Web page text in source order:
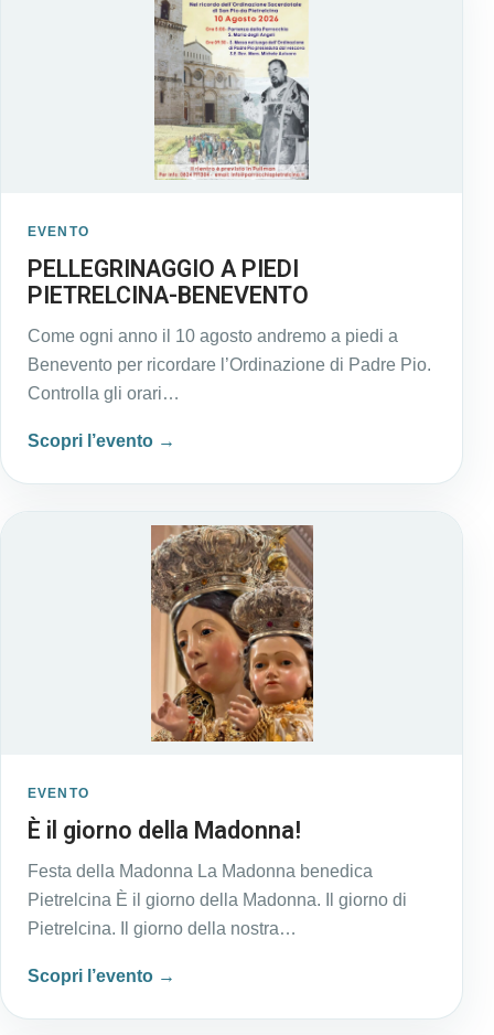
EVENTO
PELLEGRINAGGIO A PIEDI
PIETRELCINA-BENEVENTO
Come ogni anno il 10 agosto andremo a piedi a
Benevento per ricordare l’Ordinazione di Padre Pio.
Controlla gli orari…
Scopri l’evento →
EVENTO
È il giorno della Madonna!
Festa della Madonna La Madonna benedica
Pietrelcina È il giorno della Madonna. Il giorno di
Pietrelcina. Il giorno della nostra…
Scopri l’evento →